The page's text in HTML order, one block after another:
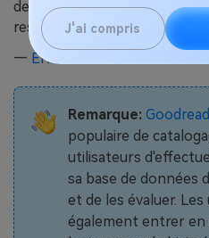
J'ai compris
des assiettes à tarte vides. Et
restes !".
— Erma Bombeck
Remarque:
populaire de
utilisateurs
sa base de données
et de les évaluer.
également entrer en